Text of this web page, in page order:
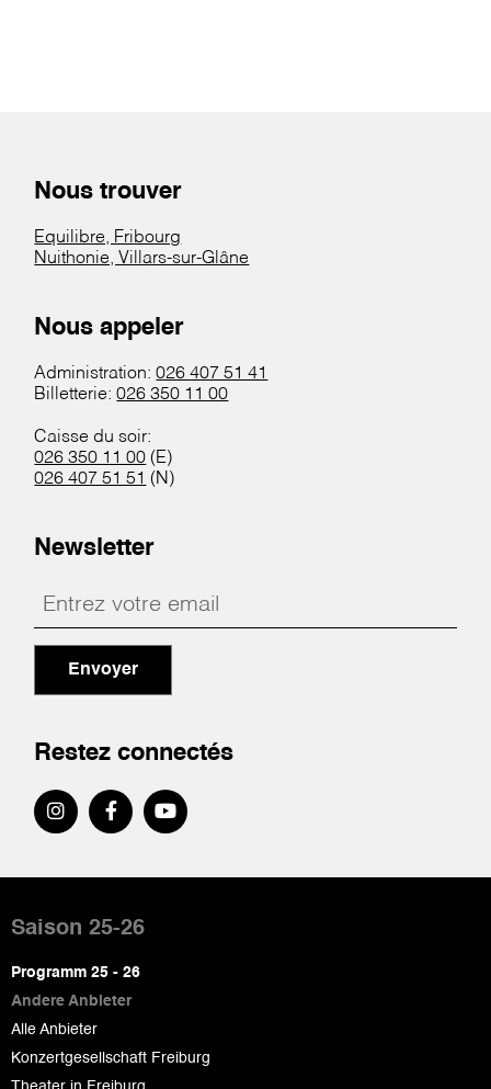
Nous trouver
Equilibre, Fribourg
Nuithonie, Villars-sur-Glâne
Nous appeler
Administration:026 407 51 41
Billetterie:026 350 11 00
Caisse du soir:
026 350 11 00 (E)
026 407 51 51 (N)
Newsletter
Envoyer
Restez connectés
de
page
Saison 25-26
Programm 25 - 26
Andere Anbieter
Alle Anbieter
Konzertgesellschaft Freiburg